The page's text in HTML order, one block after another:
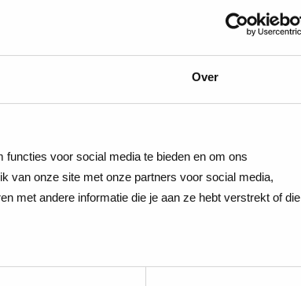
Over
voor social media te bieden en om ons
van onze site met onze partners voor social media,
met andere informatie die je aan ze hebt verstrekt of die